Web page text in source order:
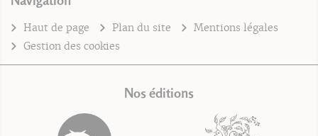
Haut de page Plan du site
Mentions légales
Gestion des cookies
Nos éditions